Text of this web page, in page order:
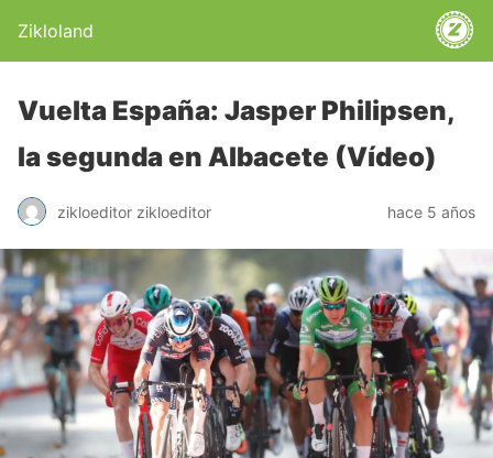
Zikloland
Vuelta España: Jasper Philipsen,
la segunda en Albacete (Vídeo)
zikloeditor zikloeditor hace 5 años